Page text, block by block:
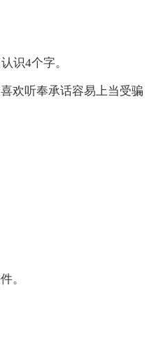
识4个字。
欢听奉承话容易上当受骗
。